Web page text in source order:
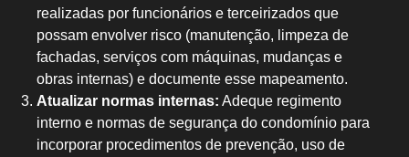
realizadas por funcionários e terceirizados que
possam envolver risco (manutenção, limpeza de
fachadas, serviços com máquinas, mudanças e
obras internas) e documente esse mapeamento.
Atualizar normas internas: Adeque regimento
interno e normas de segurança do condomínio para
incorporar procedimentos de prevenção, uso de